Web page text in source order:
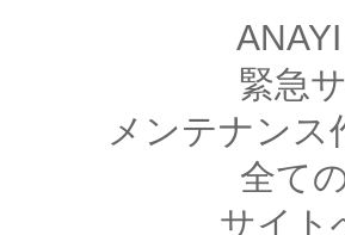
緊急
メンテナンス
全て
サイト